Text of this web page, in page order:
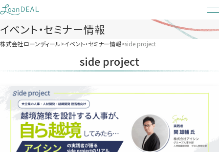
Skip
to
content
イベント・セミナー情報
株式会社ローンディール イベント・セミナー情報 side project
side project